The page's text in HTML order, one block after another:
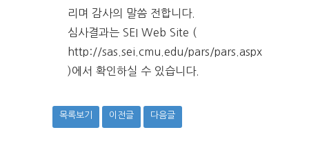
리며 감사의 말씀 전합니다.
심사결과는 SEI Web Site (
http://sas.sei.cmu.edu/pars/pars.aspx
)에서 확인하실 수 있습니다.
목록보기 이전글 다음글